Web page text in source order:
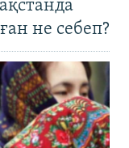
не себеп?